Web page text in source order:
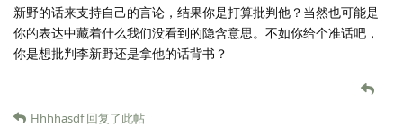
新野的话来支持自己的言论，结果你是打算批判他？当然也可能是
你的表达中藏着什么我们没看到的隐含意思。不如你给个准话吧，
你是想批判李新野还是拿他的话背书？
Hhhhasdf回复了此帖